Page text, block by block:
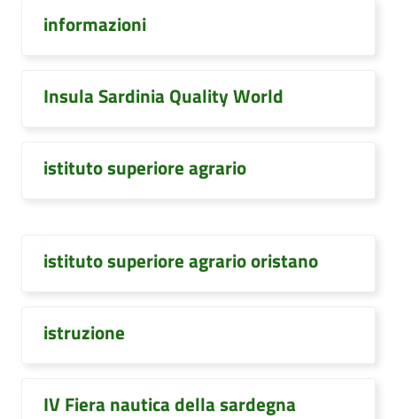
informazioni
Insula Sardinia Quality World
istituto superiore agrario
istituto superiore agrario oristano
istruzione
IV Fiera nautica della sardegna